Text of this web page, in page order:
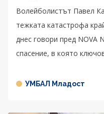
Волейболистът Павел
тежката катастрофа
днес говори пред NOVA
спасение, в която
УМБАЛ Младост